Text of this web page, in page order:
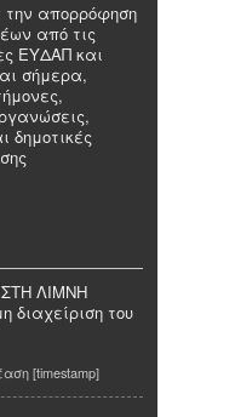
την απορρόφηση
από τις
ΕΥΔΑΠ και
σήμερα,
δημοτικές
ΛΙΜΝΗ
διαχείριση του
[timestamp]